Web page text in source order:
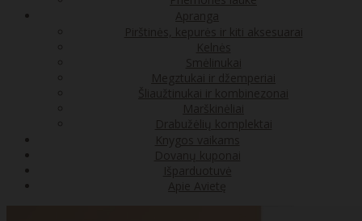
Apranga
Pirštinės, kepurės ir kiti aksesuarai
Kelnės
Smėlinukai
Megztukai ir džemperiai
Šliaužtinukai ir kombinezonai
Marškinėliai
Drabužėlių komplektai
Knygos vaikams
Dovanų kuponai
Išparduotuvė
Apie Avietę